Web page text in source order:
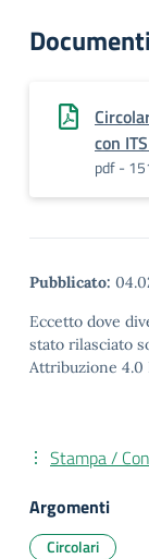
Documenti
con
pdf -
Pubblicato:
Eccetto dove
stato rilasciato
Attribuzione 4.0
Stampa /
Argomenti
Circolari